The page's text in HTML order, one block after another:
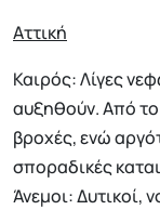
Αττική
Καιρός: Λίγες
αυξηθούν. Από
βροχές, ενώ
σποραδικές
Άνεμοι: Δυτικοί,